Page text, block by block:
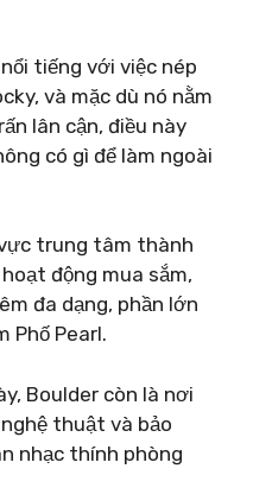
tiếng với việc nép
và mặc dù nó nằm
lân cận, điều này
có gì để làm ngoài
trung tâm thành
động mua sắm,
đa dạng, phần lớn
Phố Pearl.
Boulder còn là nơi
thuật và bảo
nhạc thính phòng